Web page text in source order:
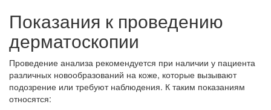
Показания к проведению
дерматоскопии
Проведение анализа рекомендуется при наличии у пациента
различных новообразований на коже, которые вызывают
подозрение или требуют наблюдения. К таким показаниям
относятся: